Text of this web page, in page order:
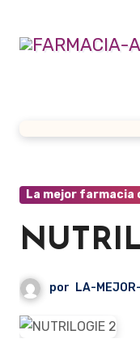
contenido
La mejor farmacia
por LA-